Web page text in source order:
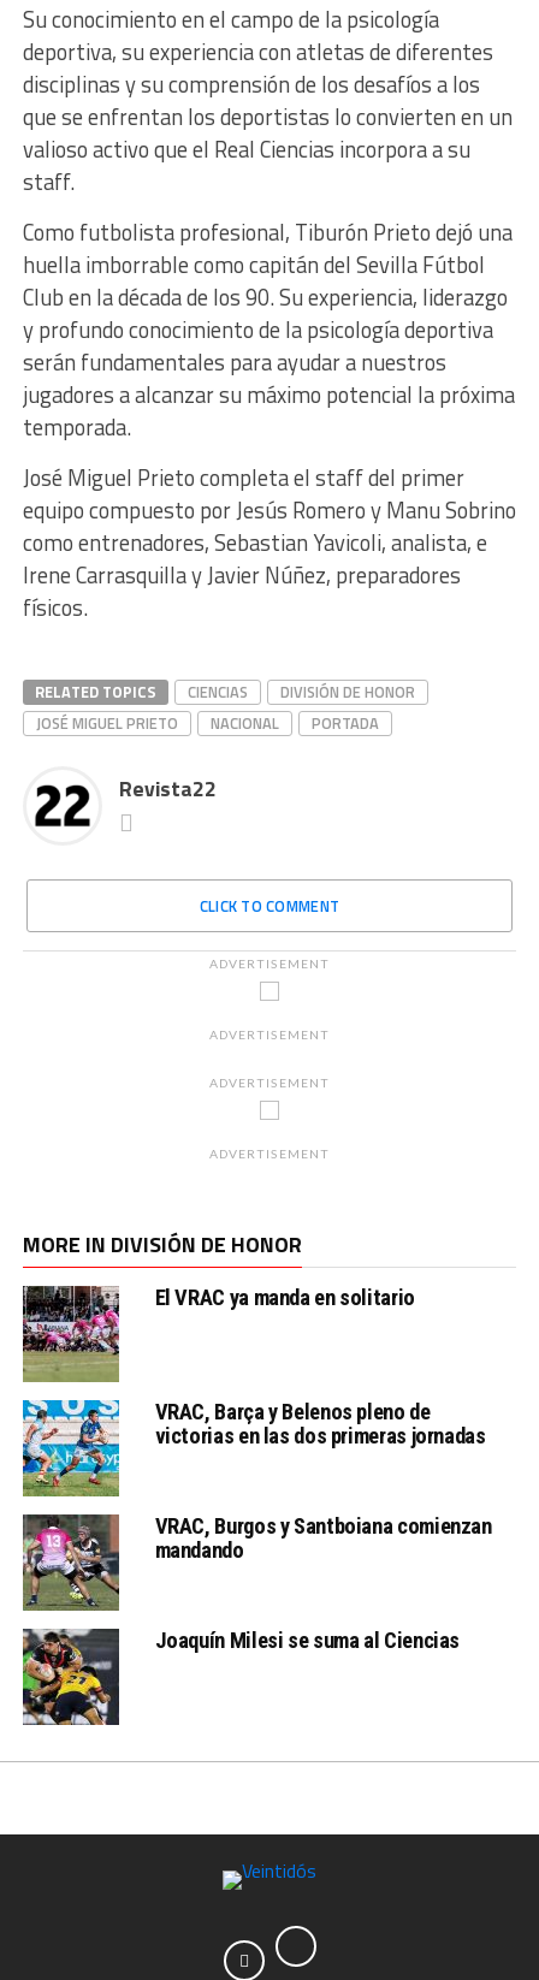
Su conocimiento en el campo de la psicología
deportiva, su experiencia con atletas de diferentes
disciplinas y su comprensión de los desafíos a los
que se enfrentan los deportistas lo convierten en un
valioso activo que el Real Ciencias incorpora a su
staff.
Como futbolista profesional, Tiburón Prieto dejó una
huella imborrable como capitán del Sevilla Fútbol
Club en la década de los 90. Su experiencia, liderazgo
y profundo conocimiento de la psicología deportiva
serán fundamentales para ayudar a nuestros
jugadores a alcanzar su máximo potencial la próxima
temporada.
José Miguel Prieto completa el staff del primer
equipo compuesto por Jesús Romero y Manu Sobrino
como entrenadores, Sebastian Yavicoli, analista, e
Irene Carrasquilla y Javier Núñez, preparadores
físicos.
RELATED TOPICS CIENCIAS
DIVISIÓN DE HONOR
JOSÉ MIGUEL PRIETO
NACIONAL PORTADA
Revista22
CLICK TO COMMENT
ADVERTISEMENT
ADVERTISEMENT
ADVERTISEMENT
ADVERTISEMENT
MORE IN DIVISIÓN DE HONOR
El VRAC ya manda en solitario
VRAC, Barça y Belenos pleno de
victorias en las dos primeras jornadas
VRAC, Burgos y Santboiana comienzan
mandando
Joaquín Milesi se suma al Ciencias